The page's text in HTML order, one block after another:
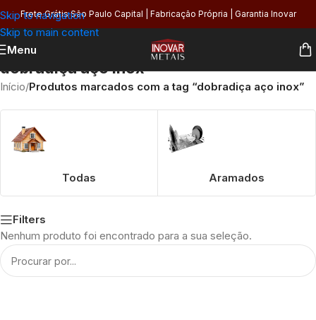
Skip to navigation
Skip to main content
Frete Grátis São Paulo Capital | Fabricação Própria | Garantia Inovar
Menu
dobradiça aço inox
Início/Produtos marcados com a tag “dobradiça aço inox”
Todas Aramados
Filters
Nenhum produto foi encontrado para a sua seleção.